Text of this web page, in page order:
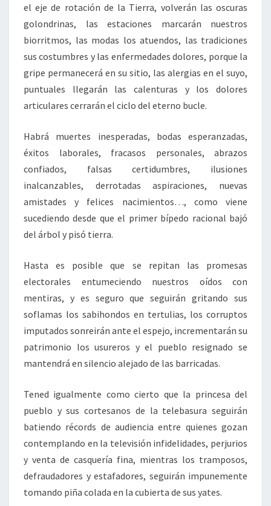
el eje de rotación de la Tierra, volverán las oscuras
golondrinas, las estaciones marcarán nuestros
biorritmos, las modas los atuendos, las tradiciones
sus costumbres y las enfermedades dolores, porque la
gripe permanecerá en su sitio, las alergias en el suyo,
puntuales llegarán las calenturas y los dolores
articulares cerrarán el ciclo del eterno bucle.
Habrá muertes inesperadas, bodas esperanzadas,
éxitos laborales, fracasos personales, abrazos
confiados, falsas certidumbres, ilusiones
inalcanzables, derrotadas aspiraciones, nuevas
amistades y felices nacimientos…, como viene
sucediendo desde que el primer bípedo racional bajó
del árbol y pisó tierra.
Hasta es posible que se repitan las promesas
electorales entumeciendo nuestros oídos con
mentiras, y es seguro que seguirán gritando sus
soflamas los sabihondos en tertulias, los corruptos
imputados sonreirán ante el espejo, incrementarán su
patrimonio los usureros y el pueblo resignado se
mantendrá en silencio alejado de las barricadas.
Tened igualmente como cierto que la princesa del
pueblo y sus cortesanos de la telebasura seguirán
batiendo récords de audiencia entre quienes gozan
contemplando en la televisión infidelidades, perjurios
y venta de casquería fina, mientras los tramposos,
defraudadores y estafadores, seguirán impunemente
tomando piña colada en la cubierta de sus yates.